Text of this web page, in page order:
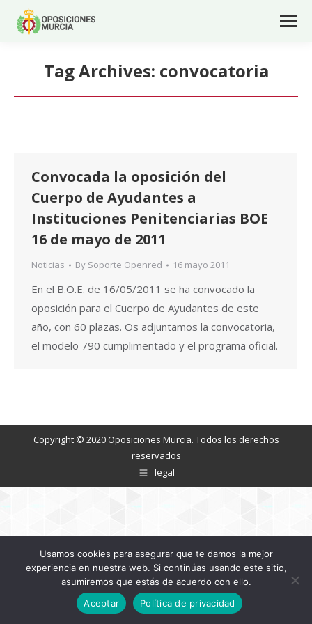
Tag Archives: convocatoria
Convocada la oposición del
Cuerpo de Ayudantes a
Instituciones Penitenciarias BOE
16 de mayo de 2011
Noticias By Soporte Openred 16 mayo 2011
En el B.O.E. de 16/05/2011 se ha convocado la
oposición para el Cuerpo de Ayudantes de este
año, con 60 plazas. Os adjuntamos la convocatoria,
el modelo 790 cumplimentado y el programa oficial.
Copyright © 2020 Oposiciones Murcia. Todos los derechos
reservados
legal
Usamos cookies para asegurar que te damos la mejor
experiencia en nuestra web. Si continúas usando este sitio,
asumiremos que estás de acuerdo con ello.
Aceptar
Política de privacidad